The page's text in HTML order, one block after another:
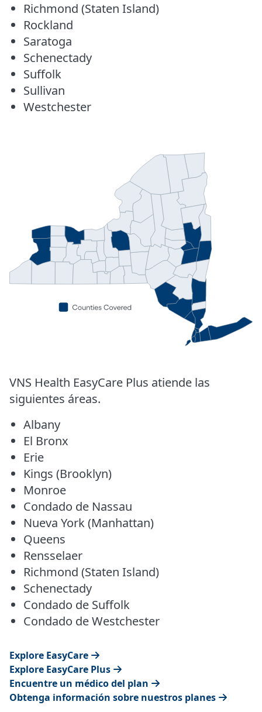
Richmond (Staten Island)
Rockland
Saratoga
Schenectady
Suffolk
Sullivan
Westchester
VNS Health EasyCare Plus atiende las
siguientes áreas.
Albany
El Bronx
Erie
Kings (Brooklyn)
Monroe
Condado de Nassau
Nueva York (Manhattan)
Queens
Rensselaer
Richmond (Staten Island)
Schenectady
Condado de Suffolk
Condado de Westchester
Explore EasyCare
Explore EasyCare Plus
Encuentre un médico del plan
Obtenga información sobre nuestros planes